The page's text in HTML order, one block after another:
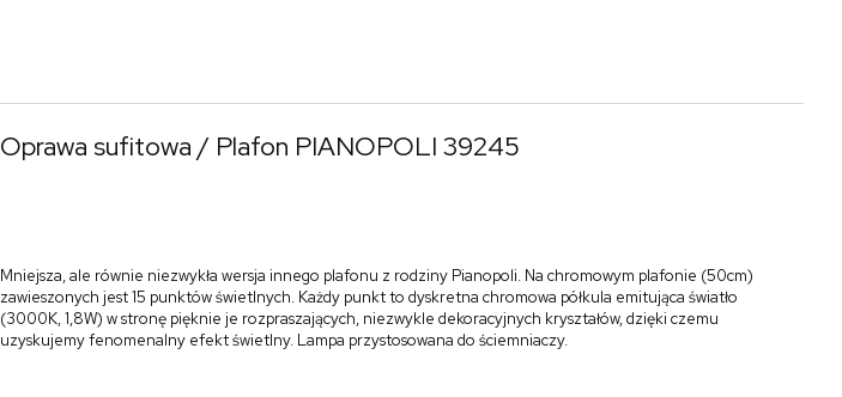
Oprawa sufitowa / Plafon PIANOPOLI 39245
Mniejsza, ale równie niezwykła wersja innego plafonu z rodziny Pianopoli. Na chromowym plafonie (50cm)
zawieszonych jest 15 punktów świetlnych. Każdy punkt to dyskretna chromowa półkula emitująca światło
(3000K, 1,8W) w stronę pięknie je rozpraszających, niezwykle dekoracyjnych kryształów, dzięki czemu
uzyskujemy fenomenalny efekt świetlny. Lampa przystosowana do ściemniaczy.